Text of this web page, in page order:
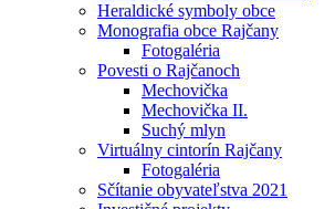
Heraldické symboly obce
Monografia obce Rajčany
Fotogaléria
Povesti o Rajčanoch
Mechovička
Mechovička II.
Suchý mlyn
Virtuálny cintorín Rajčany
Fotogaléria
Sčítanie obyvateľstva 2021